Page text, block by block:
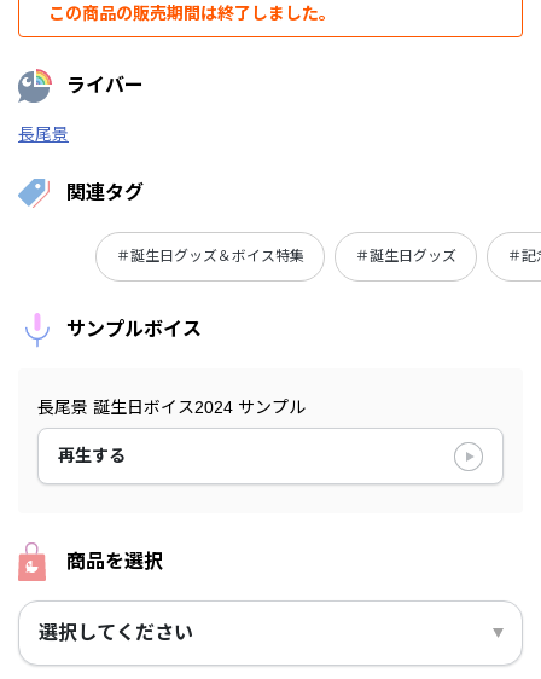
この商品の販売期間は終了しました。
ライバー
長尾景
関連タグ
＃誕生日グッズ＆ボイス特集 ＃誕生日グッズ ＃記
サンプルボイス
長尾景 誕生日ボイス2024 サンプル
再生する
商品を選択
選択してください